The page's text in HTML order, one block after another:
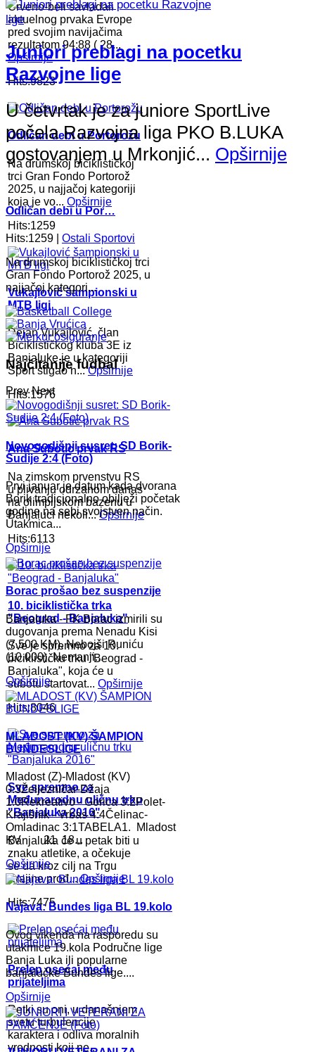
Crveno-beli savladali
aktuelnog prvaka Evrope
pred svojim navijačima
rezultatom 94:88 ( 28...
Opširnije
Hits:9823
Odličan debi u Portorožu
Na drumskoj biciklističkoj
trci Gran Fondo Portorož
2025, u najjačoj kategoriji
koja je vo... Opširnije
Hits:1259
Vukajlović šampionski u
MTB ligi
Dejan Vukajlović, član
Biciklističkog kluba 3E iz
Banjaluke je u kategoriji
Sport stigao n...Opširnije
Hits:1576
Ana Subotic prvak RS
Na zimskom prvenstvu RS
u plivanju odrzanom danas
na olimpijskom bazenu u
Banjaluci nekoli...Opširnije
Hits:6113
10. biciklistička trka
"Beograd - Banjaluka"
Sve je spremno za 10.
biciklističku trku "Beograd -
Banjaluka", koja će u
subotu startovat... Opširnije
Hits:8046
Sve spremno za
Međunarodnu uličnu trku
"Banjaluka 2016"
Banjaluka će u petak biti u
znaku atletike, a očekuje
se da kroz cilj na Trgu
Krajine prođ...Opširnije
Hits:7475
Prelep osećaj među
prijateljima
Retki su oni, u današnjem
svetu turbulencije
karaktera i odliva moralnih
vrednosti koji ne...
Juniori preblagi na pocetku
Razvojne lige
U četvrtak je za juniore SportLive
počela Razvojna liga PKO B.LUKA
gostovanjem u Mrkonjić... Opširnije
Odličan debi u Por…
Hits:1259 | Ostali Sportovi
Na drumskoj biciklističkoj trci
Gran Fondo Portorož 2025, u
najjačoj kategori...
Najčitanije fudbal
Prev Next
Novogodišnji susret: SD Borik-
Sudije 2:4 (Foto)
Prvi januar je datum kada dvorana
Borik tradicionalno obilježi početak
godine na sebi svojstven način.
Utakmica...
Opširnije
Borac prošao bez suspenzije
Banjaluka - FK Borac izmirili su
dugovanja prema Nenadu Kisi
(7.500 KM), Nebojši Runiću
(10.000), Nemanji...
Opširnije
MLADOST (KV) ŠAMPION
BUNDESLIGE
Mladost (Z)-Mladost (KV)
0:3Željezničar-Džaja
1:0Rekreativo - Gorica 3:2Polet-
Krajišnik - Vrbas 4:4Čelinac-
Omladinac 3:1TABELA1. Mladost
KV 21 18...
Opširnije
Najava: Bundes liga BL 19.kolo
Ovog vikenda na rasporedu su
utakmice 19.kola Područne lige
Banja Luka ili popularne
banjalučke Bundes lige....
Opširnije